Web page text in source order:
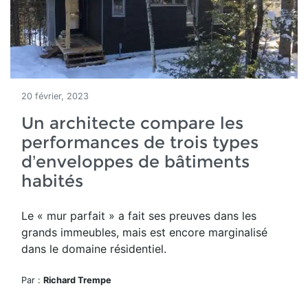
20 février, 2023
Un architecte compare les
performances de trois types
d’enveloppes de bâtiments
habités
Le « mur parfait » a fait ses preuves dans les
grands immeubles, mais est encore marginalisé
dans le domaine résidentiel.
Par : Richard Trempe